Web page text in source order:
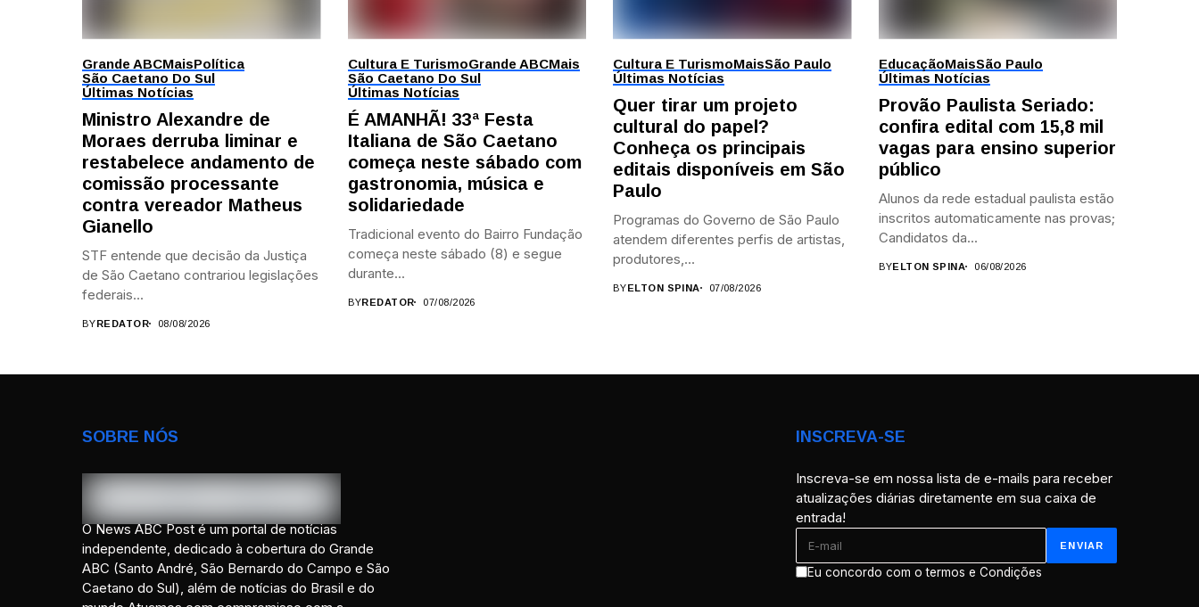
Grande ABCMaisPolítica
São Caetano Do Sul
Últimas Notícias
Ministro Alexandre de
Moraes derruba liminar e
restabelece andamento de
comissão processante
contra vereador Matheus
Gianello
STF entende que decisão da Justiça
de São Caetano contrariou legislações
federais...
BYREDATOR 08/08/2026
Cultura E TurismoGrande ABCMais
São Caetano Do Sul
Últimas Notícias
É AMANHÃ! 33ª Festa
Italiana de São Caetano
começa neste sábado com
gastronomia, música e
solidariedade
Tradicional evento do Bairro Fundação
começa neste sábado (8) e segue
durante...
BYREDATOR 07/08/2026
Cultura E TurismoMaisSão Paulo
Últimas Notícias
Quer tirar um projeto
cultural do papel?
Conheça os principais
editais disponíveis em São
Paulo
Programas do Governo de São Paulo
atendem diferentes perfis de artistas,
produtores,...
BYELTON SPINA 07/08/2026
EducaçãoMaisSão Paulo
Últimas Notícias
Provão Paulista Seriado:
confira edital com 15,8 mil
vagas para ensino superior
público
Alunos da rede estadual paulista estão
inscritos automaticamente nas provas;
Candidatos da...
BYELTON SPINA 06/08/2026
SOBRE NÓS
O News ABC Post é um portal de notícias
independente, dedicado à cobertura do Grande
ABC (Santo André, São Bernardo do Campo e São
Caetano do Sul), além de notícias do Brasil e do
INSCREVA-SE
Inscreva-se em nossa lista de e-mails para receber
atualizações diárias diretamente em sua caixa de
entrada!
Eu concordo com o termos e Condições